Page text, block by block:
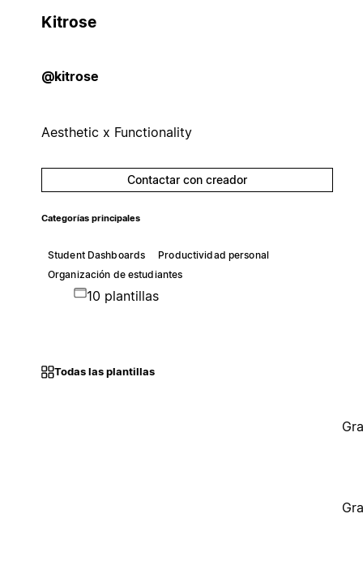
Kitrose
@kitrose
Aesthetic x Functionality
Contactar con creador
Categorías principales
Student Dashboards
Productividad personal
Organización de estudiantes
10 plantillas
Todas las plantillas